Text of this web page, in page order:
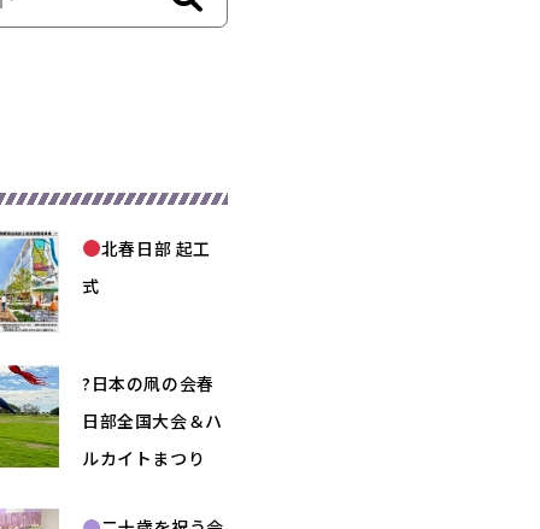
北春日部 起工
式
?日本の凧の会春
日部全国大会＆ハ
ルカイトまつり